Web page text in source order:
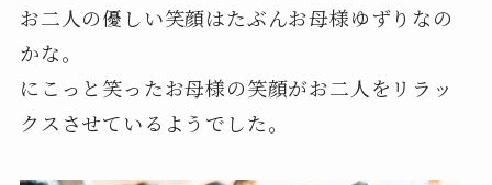
お二人の優しい笑顔はたぶんお母様ゆずりなの
かな。
にこっと笑ったお母様の笑顔がお二人をリラッ
クスさせているようでした。